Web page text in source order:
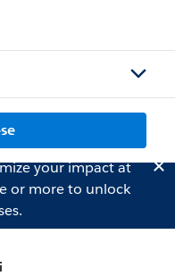
your impact at
or more to unlock